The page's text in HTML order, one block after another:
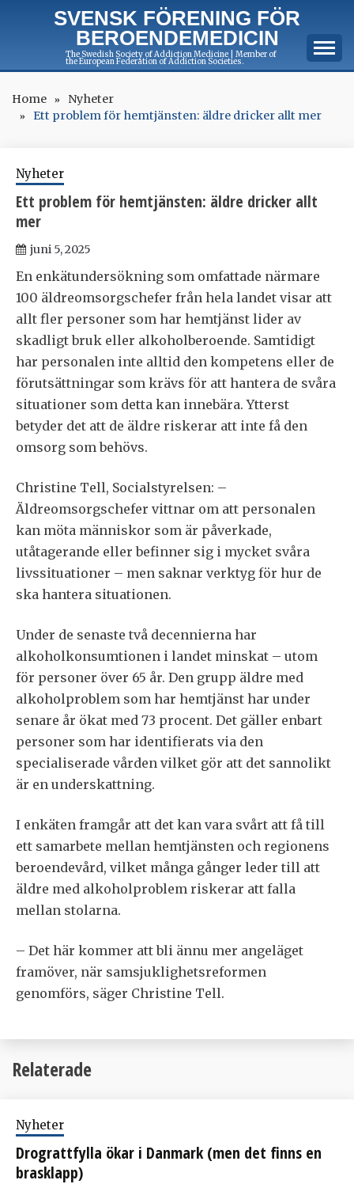
SVENSK FÖRENING FÖR
BEROENDEMEDICIN
The Swedish Society of Addiction Medicine | Member of
the European Federation of Addiction Societies.
Home
Nyheter
Ett problem för hemtjänsten: äldre dricker allt mer
Nyheter
Ett problem för hemtjänsten: äldre dricker allt
mer
juni 5, 2025
En enkätundersökning som omfattade närmare
100 äldreomsorgschefer från hela landet visar att
allt fler personer som har hemtjänst lider av
skadligt bruk eller alkoholberoende. Samtidigt
har personalen inte alltid den kompetens eller de
förutsättningar som krävs för att hantera de svåra
situationer som detta kan innebära. Ytterst
betyder det att de äldre riskerar att inte få den
omsorg som behövs.
Christine Tell, Socialstyrelsen: –
Äldreomsorgschefer vittnar om att personalen
kan möta människor som är påverkade,
utåtagerande eller befinner sig i mycket svåra
livssituationer – men saknar verktyg för hur de
ska hantera situationen.
Under de senaste två decennierna har
alkoholkonsumtionen i landet minskat – utom
för personer över 65 år. Den grupp äldre med
alkoholproblem som har hemtjänst har under
senare år ökat med 73 procent. Det gäller enbart
personer som har identifierats via den
specialiserade vården vilket gör att det sannolikt
är en underskattning.
I enkäten framgår att det kan vara svårt att få till
ett samarbete mellan hemtjänsten och regionens
beroendevård, vilket många gånger leder till att
äldre med alkoholproblem riskerar att falla
mellan stolarna.
– Det här kommer att bli ännu mer angeläget
framöver, när samsjuklighetsreformen
genomförs, säger Christine Tell.
Relaterade
Nyheter
Drograttfylla ökar i Danmark (men det finns en
brasklapp)